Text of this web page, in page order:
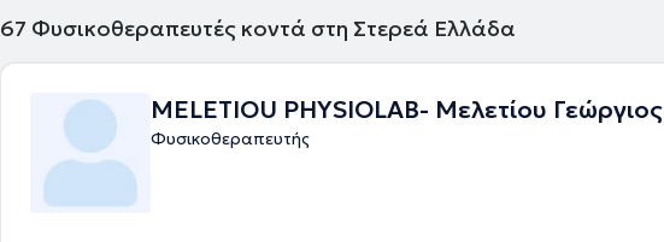
67 Φυσικοθεραπευτές κοντά στη Στερεά Ελλάδα
MELETIOU PHYSIOLAB- Μελετίου Γεώργιος
Φυσικοθεραπευτής